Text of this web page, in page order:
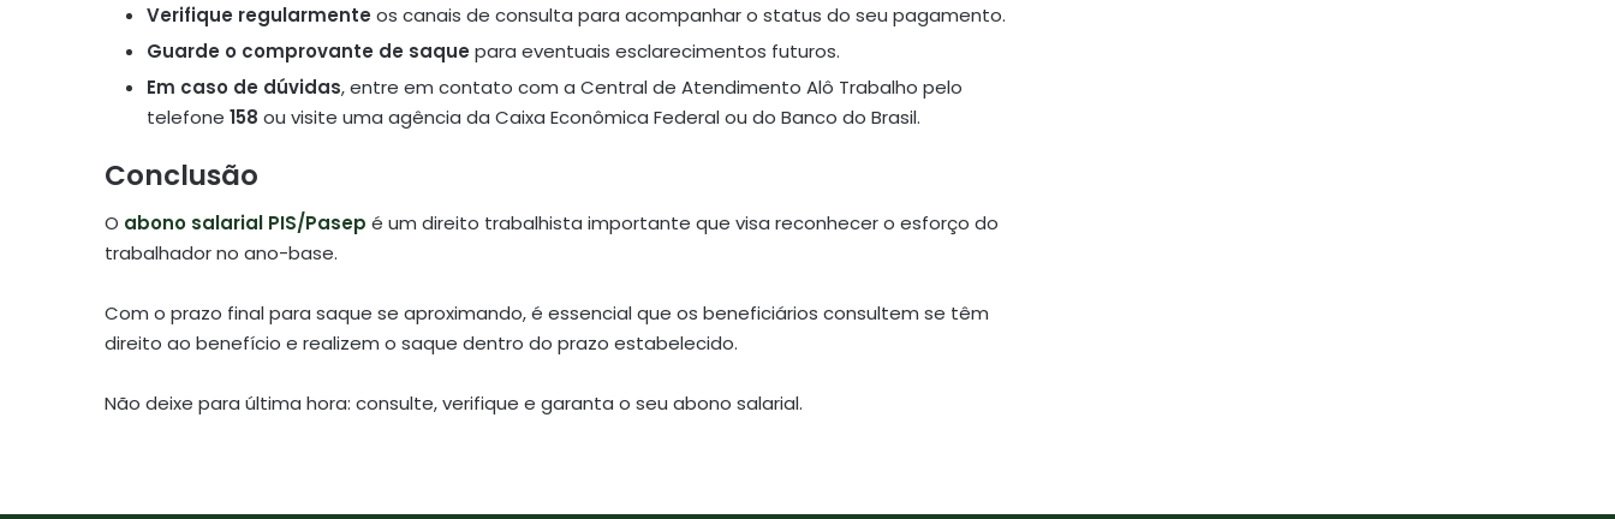
Verifique regularmente os canais de consulta para acompanhar o status do seu pagamento.
Guarde o comprovante de saque para eventuais esclarecimentos futuros.
Em caso de dúvidas, entre em contato com a Central de Atendimento Alô Trabalho pelo
telefone 158 ou visite uma agência da Caixa Econômica Federal ou do Banco do Brasil.
Conclusão
O abono salarial PIS/Pasep é um direito trabalhista importante que visa reconhecer o esforço do
trabalhador no ano-base.
Com o prazo final para saque se aproximando, é essencial que os beneficiários consultem se têm
direito ao benefício e realizem o saque dentro do prazo estabelecido.
Não deixe para última hora: consulte, verifique e garanta o seu abono salarial.